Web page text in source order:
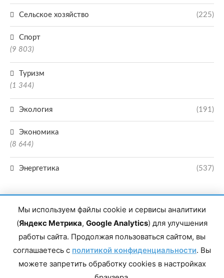
Сельское хозяйство (225)
Спорт
(9 803)
Туризм
(1 344)
Экология (191)
Экономика
(8 644)
Энергетика (537)
Главный редактор сетевого издания Магомаев Тимур Нухович. Контакты
редакции: 8(988)-292-94-34 Почта: vestiskfo@gmail.com По вопросам
Дагестан, г. Махачкала, пр-т Насрутдинова, д. 1а. Все права защищены.
Копирование и использование полных материалов запрещено, частичное
Мы используем файлы cookie и сервисы аналитики
(Яндекс Метрика, Google Analytics) для улучшения
работы сайта. Продолжая пользоваться сайтом, вы
соглашаетесь с политикой конфиденциальности. Вы
можете запретить обработку cookies в настройках